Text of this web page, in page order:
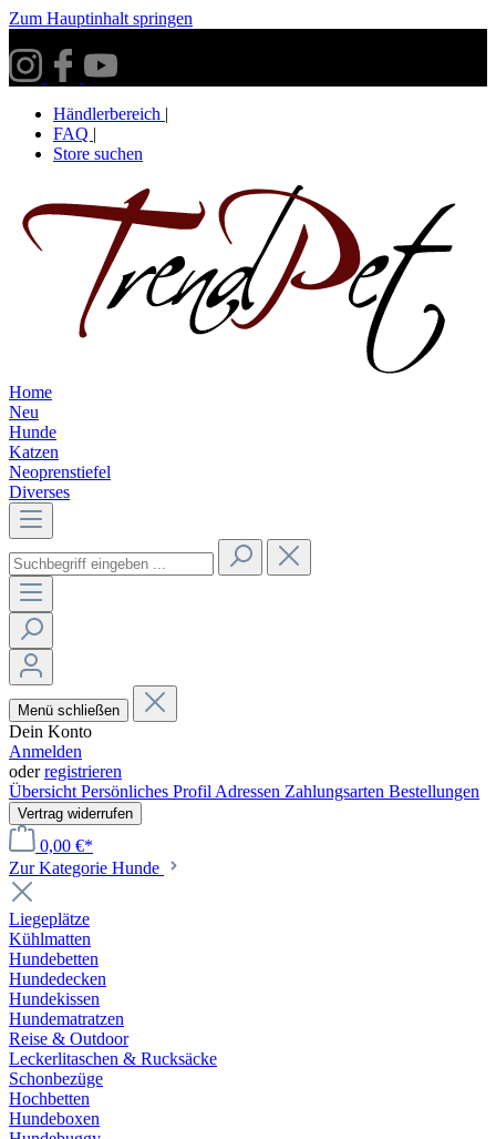
Zum Hauptinhalt springen
Händlerbereich |
FAQ |
Store suchen
Home
Neu
Hunde
Katzen
Neoprenstiefel
Diverses
Menü schließen
Dein Konto
Anmelden
oderregistrieren
Übersicht Persönliches Profil Adressen Zahlungsarten Bestellungen
Vertrag widerrufen
0,00 €*
Zur Kategorie Hunde
Liegeplätze
Kühlmatten
Hundebetten
Hundedecken
Hundekissen
Hundematratzen
Reise & Outdoor
Leckerlitaschen & Rucksäcke
Schonbezüge
Hochbetten
Hundeboxen